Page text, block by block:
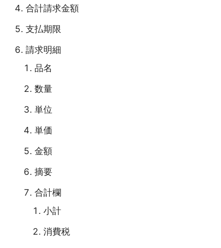
合計請求金額
支払期限
請求明細
品名
数量
単位
単価
金額
摘要
合計欄
小計
消費税